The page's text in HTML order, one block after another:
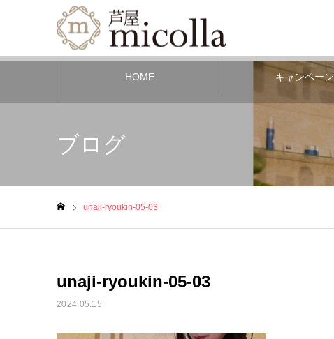
HOME キャンペーン
ブログ
unaji-ryoukin-05-03
unaji-ryoukin-05-03
2024.05.15